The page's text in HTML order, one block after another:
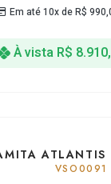
Em até 10x deR$
À vista R$
VSO0091